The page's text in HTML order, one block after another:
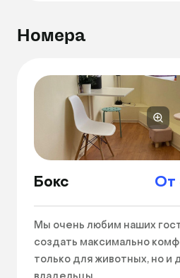
Номера
Бокс От
Мы очень любим наших
создать максимально
только для животных, но и